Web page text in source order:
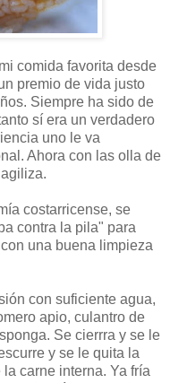
comida favorita desde
premio de vida justo
Siempre ha sido de
sí era un verdadero
uno le va
Ahora con las olla de
costarricense, se
contra la pila" para
una buena limpieza
con suficiente agua,
apio, culantro de
Se cierrra y se le
y se le quita la
carne interna. Ya fría